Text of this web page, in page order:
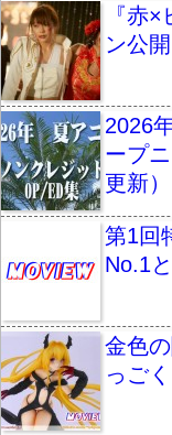
『赤
ン公
2026
ープ
更新）
第1回
No.1
金色
っご